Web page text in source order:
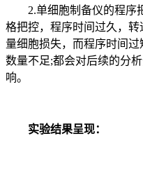
2.单细胞制备仪的程序
格把控，程序时间过久，
量细胞损失，而程序时间
数量不足;都会对后续的分
响。
实验结果呈现：